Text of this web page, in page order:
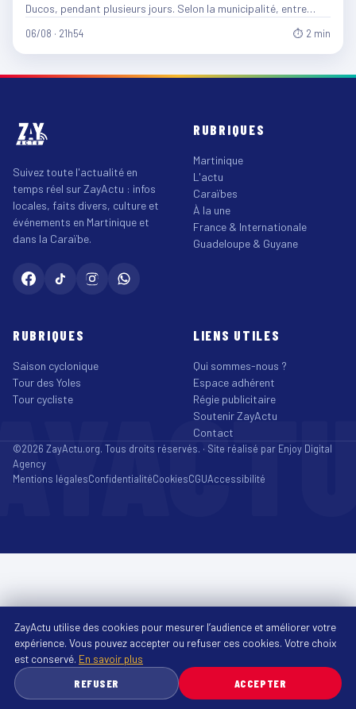
Ducos, pendant plusieurs jours. Selon la municipalité, entre…
06/08 · 21h54 ⏱ 2 min
Suivez toute l'actualité en
temps réel sur ZayActu : infos
locales, faits divers, culture et
événements en Martinique et
dans la Caraïbe.
RUBRIQUES
Martinique
L'actu
Caraïbes
À la une
France & Internationale
Guadeloupe & Guyane
RUBRIQUES
Saison cyclonique
Tour des Yoles
Tour cycliste
LIENS UTILES
Qui sommes-nous ?
Espace adhérent
Régie publicitaire
Soutenir ZayActu
Contact
©2026 ZayActu.org. Tous droits réservés. · Site réalisé par Enjoy Digital
Agency
Mentions légalesConfidentialitéCookiesCGUAccessibilité
ZayActu utilise des cookies pour mesurer l’audience et améliorer votre
expérience. Vous pouvez accepter ou refuser ces cookies. Votre choix
est conservé. En savoir plus
REFUSER
ACCEPTER